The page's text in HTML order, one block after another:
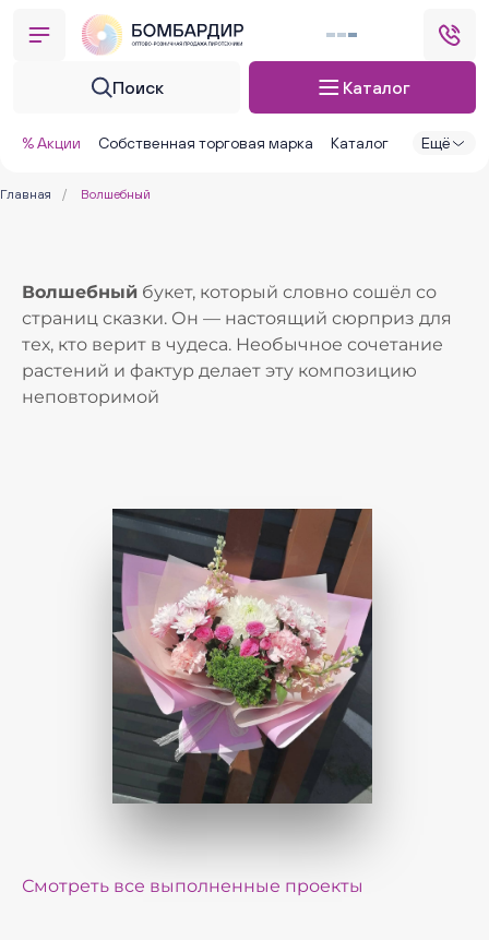
Поиск Каталог
% Акции Собственная торговая марка Каталог Ещё
Главная / Волшебный
Волшебный букет, который словно сошёл со
страниц сказки. Он — настоящий сюрприз для
тех, кто верит в чудеса. Необычное сочетание
растений и фактур делает эту композицию
неповторимой
Смотреть все выполненные проекты